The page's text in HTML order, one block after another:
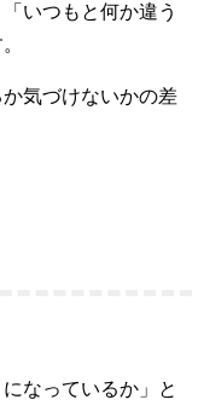
いつもと何か違う
気づけないかの差
なっているか」と